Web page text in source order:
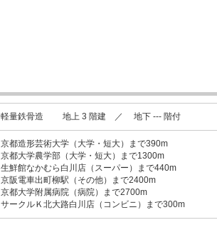
軽量鉄骨造 地上 3 階建 ／ 地下 --- 階付
京都造形芸術大学（大学・短大）まで390m
京都大学農学部（大学・短大）まで1300m
生鮮館なかむら白川店（スーパー）まで440m
京阪電車出町柳駅（その他）まで2400m
京都大学附属病院（病院）まで2700m
サークルＫ北大路白川店（コンビニ）まで300m